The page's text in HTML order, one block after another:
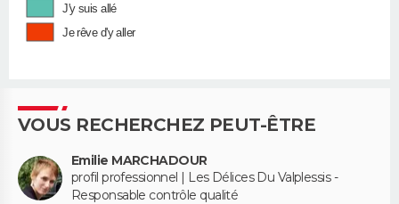
J'y suis allé
Je rêve d'y aller
VOUS RECHERCHEZ PEUT-ÊTRE
Emilie MARCHADOUR
profil professionnel | Les Délices Du Valplessis -
Responsable contrôle qualité